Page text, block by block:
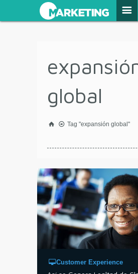
global
Tag "expansión global"
Customer Experience